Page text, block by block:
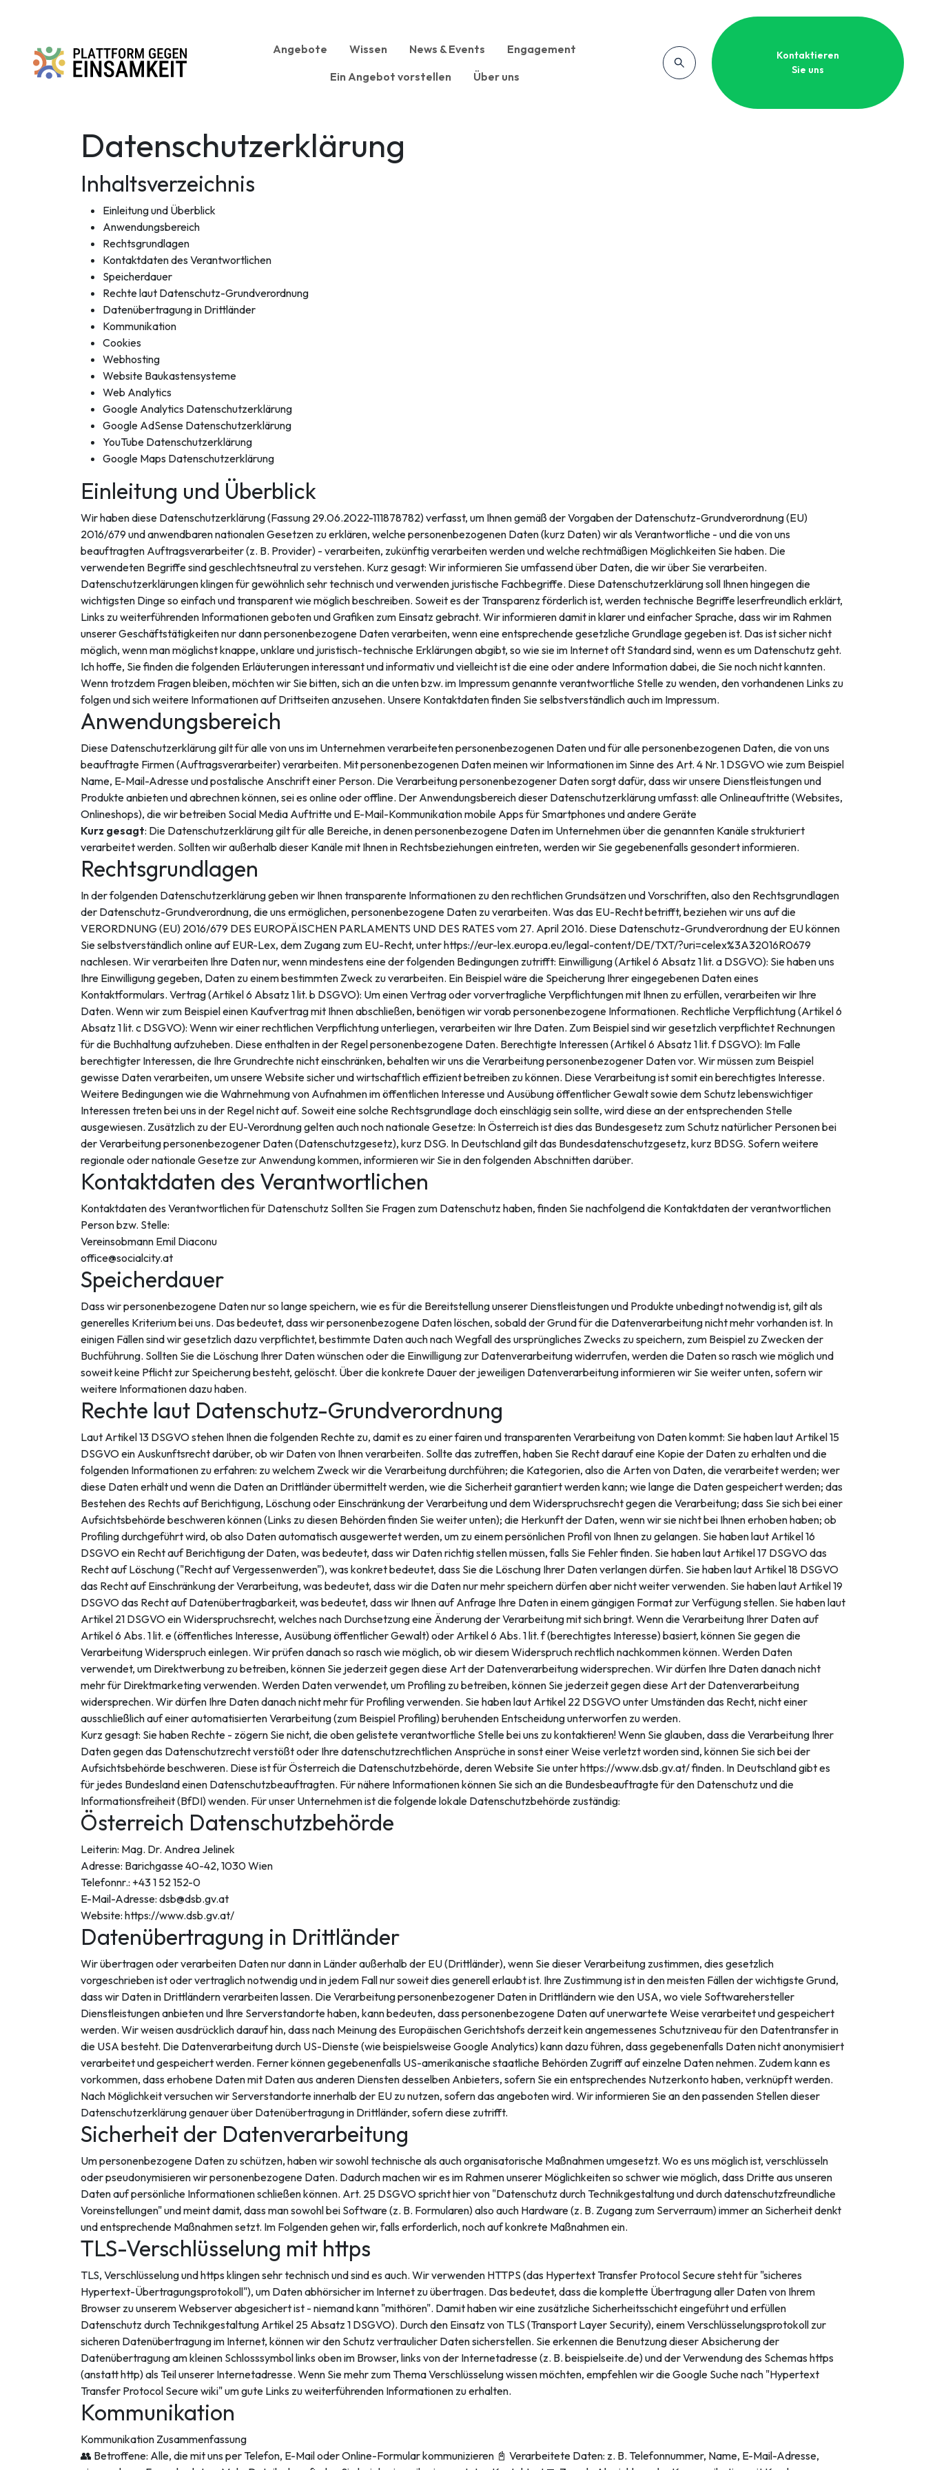
Angebote Wissen News & Events
Engagement
Ein Angebot vorstellen
Über uns
Kontaktieren
Sie uns
Datenschutzerklärung
Inhaltsverzeichnis
Einleitung und Überblick
Anwendungsbereich
Rechtsgrundlagen
Kontaktdaten des Verantwortlichen
Speicherdauer
Rechte laut Datenschutz-Grundverordnung
Datenübertragung in Drittländer
Kommunikation
Cookies
Webhosting
Website Baukastensysteme
Web Analytics
Google Analytics Datenschutzerklärung
Google AdSense Datenschutzerklärung
YouTube Datenschutzerklärung
Google Maps Datenschutzerklärung
Einleitung und Überblick
Wir haben diese Datenschutzerklärung (Fassung 29.06.2022-111878782) verfasst, um Ihnen gemäß der Vorgaben der Datenschutz-Grundverordnung (EU)
2016/679 und anwendbaren nationalen Gesetzen zu erklären, welche personenbezogenen Daten (kurz Daten) wir als Verantwortliche - und die von uns
beauftragten Auftragsverarbeiter (z. B. Provider) - verarbeiten, zukünftig verarbeiten werden und welche rechtmäßigen Möglichkeiten Sie haben. Die
verwendeten Begriffe sind geschlechtsneutral zu verstehen. Kurz gesagt: Wir informieren Sie umfassend über Daten, die wir über Sie verarbeiten.
Datenschutzerklärungen klingen für gewöhnlich sehr technisch und verwenden juristische Fachbegriffe. Diese Datenschutzerklärung soll Ihnen hingegen die
wichtigsten Dinge so einfach und transparent wie möglich beschreiben. Soweit es der Transparenz förderlich ist, werden technische Begriffe leserfreundlich erklärt,
Links zu weiterführenden Informationen geboten und Grafiken zum Einsatz gebracht. Wir informieren damit in klarer und einfacher Sprache, dass wir im Rahmen
unserer Geschäftstätigkeiten nur dann personenbezogene Daten verarbeiten, wenn eine entsprechende gesetzliche Grundlage gegeben ist. Das ist sicher nicht
möglich, wenn man möglichst knappe, unklare und juristisch-technische Erklärungen abgibt, so wie sie im Internet oft Standard sind, wenn es um Datenschutz geht.
Ich hoffe, Sie finden die folgenden Erläuterungen interessant und informativ und vielleicht ist die eine oder andere Information dabei, die Sie noch nicht kannten.
Wenn trotzdem Fragen bleiben, möchten wir Sie bitten, sich an die unten bzw. im Impressum genannte verantwortliche Stelle zu wenden, den vorhandenen Links zu
folgen und sich weitere Informationen auf Drittseiten anzusehen. Unsere Kontaktdaten finden Sie selbstverständlich auch im Impressum.
Anwendungsbereich
Diese Datenschutzerklärung gilt für alle von uns im Unternehmen verarbeiteten personenbezogenen Daten und für alle personenbezogenen Daten, die von uns
beauftragte Firmen (Auftragsverarbeiter) verarbeiten. Mit personenbezogenen Daten meinen wir Informationen im Sinne des Art. 4 Nr. 1 DSGVO wie zum Beispiel
Name, E-Mail-Adresse und postalische Anschrift einer Person. Die Verarbeitung personenbezogener Daten sorgt dafür, dass wir unsere Dienstleistungen und
Produkte anbieten und abrechnen können, sei es online oder offline. Der Anwendungsbereich dieser Datenschutzerklärung umfasst: alle Onlineauftritte (Websites,
Onlineshops), die wir betreiben Social Media Auftritte und E-Mail-Kommunikation mobile Apps für Smartphones und andere Geräte
Kurz gesagt: Die Datenschutzerklärung gilt für alle Bereiche, in denen personenbezogene Daten im Unternehmen über die genannten Kanäle strukturiert
verarbeitet werden. Sollten wir außerhalb dieser Kanäle mit Ihnen in Rechtsbeziehungen eintreten, werden wir Sie gegebenenfalls gesondert informieren.
Rechtsgrundlagen
In der folgenden Datenschutzerklärung geben wir Ihnen transparente Informationen zu den rechtlichen Grundsätzen und Vorschriften, also den Rechtsgrundlagen
der Datenschutz-Grundverordnung, die uns ermöglichen, personenbezogene Daten zu verarbeiten. Was das EU-Recht betrifft, beziehen wir uns auf die
VERORDNUNG (EU) 2016/679 DES EUROPÄISCHEN PARLAMENTS UND DES RATES vom 27. April 2016. Diese Datenschutz-Grundverordnung der EU können
Sie selbstverständlich online auf EUR-Lex, dem Zugang zum EU-Recht, unter https://eur-lex.europa.eu/legal-content/DE/TXT/?uri=celex%3A32016R0679
nachlesen. Wir verarbeiten Ihre Daten nur, wenn mindestens eine der folgenden Bedingungen zutrifft: Einwilligung (Artikel 6 Absatz 1 lit. a DSGVO): Sie haben uns
Ihre Einwilligung gegeben, Daten zu einem bestimmten Zweck zu verarbeiten. Ein Beispiel wäre die Speicherung Ihrer eingegebenen Daten eines
Kontaktformulars. Vertrag (Artikel 6 Absatz 1 lit. b DSGVO): Um einen Vertrag oder vorvertragliche Verpflichtungen mit Ihnen zu erfüllen, verarbeiten wir Ihre
Daten. Wenn wir zum Beispiel einen Kaufvertrag mit Ihnen abschließen, benötigen wir vorab personenbezogene Informationen. Rechtliche Verpflichtung (Artikel 6
Absatz 1 lit. c DSGVO): Wenn wir einer rechtlichen Verpflichtung unterliegen, verarbeiten wir Ihre Daten. Zum Beispiel sind wir gesetzlich verpflichtet Rechnungen
für die Buchhaltung aufzuheben. Diese enthalten in der Regel personenbezogene Daten. Berechtigte Interessen (Artikel 6 Absatz 1 lit. f DSGVO): Im Falle
berechtigter Interessen, die Ihre Grundrechte nicht einschränken, behalten wir uns die Verarbeitung personenbezogener Daten vor. Wir müssen zum Beispiel
gewisse Daten verarbeiten, um unsere Website sicher und wirtschaftlich effizient betreiben zu können. Diese Verarbeitung ist somit ein berechtigtes Interesse.
Weitere Bedingungen wie die Wahrnehmung von Aufnahmen im öffentlichen Interesse und Ausübung öffentlicher Gewalt sowie dem Schutz lebenswichtiger
Interessen treten bei uns in der Regel nicht auf. Soweit eine solche Rechtsgrundlage doch einschlägig sein sollte, wird diese an der entsprechenden Stelle
ausgewiesen. Zusätzlich zu der EU-Verordnung gelten auch noch nationale Gesetze: In Österreich ist dies das Bundesgesetz zum Schutz natürlicher Personen bei
der Verarbeitung personenbezogener Daten (Datenschutzgesetz), kurz DSG. In Deutschland gilt das Bundesdatenschutzgesetz, kurz BDSG. Sofern weitere
regionale oder nationale Gesetze zur Anwendung kommen, informieren wir Sie in den folgenden Abschnitten darüber.
Kontaktdaten des Verantwortlichen
Kontaktdaten des Verantwortlichen für Datenschutz Sollten Sie Fragen zum Datenschutz haben, finden Sie nachfolgend die Kontaktdaten der verantwortlichen
Person bzw. Stelle:
Vereinsobmann Emil Diaconu
office@socialcity.at
Speicherdauer
Dass wir personenbezogene Daten nur so lange speichern, wie es für die Bereitstellung unserer Dienstleistungen und Produkte unbedingt notwendig ist, gilt als
generelles Kriterium bei uns. Das bedeutet, dass wir personenbezogene Daten löschen, sobald der Grund für die Datenverarbeitung nicht mehr vorhanden ist. In
einigen Fällen sind wir gesetzlich dazu verpflichtet, bestimmte Daten auch nach Wegfall des ursprüngliches Zwecks zu speichern, zum Beispiel zu Zwecken der
Buchführung. Sollten Sie die Löschung Ihrer Daten wünschen oder die Einwilligung zur Datenverarbeitung widerrufen, werden die Daten so rasch wie möglich und
soweit keine Pflicht zur Speicherung besteht, gelöscht. Über die konkrete Dauer der jeweiligen Datenverarbeitung informieren wir Sie weiter unten, sofern wir
weitere Informationen dazu haben.
Rechte laut Datenschutz-Grundverordnung
Laut Artikel 13 DSGVO stehen Ihnen die folgenden Rechte zu, damit es zu einer fairen und transparenten Verarbeitung von Daten kommt: Sie haben laut Artikel 15
DSGVO ein Auskunftsrecht darüber, ob wir Daten von Ihnen verarbeiten. Sollte das zutreffen, haben Sie Recht darauf eine Kopie der Daten zu erhalten und die
folgenden Informationen zu erfahren: zu welchem Zweck wir die Verarbeitung durchführen; die Kategorien, also die Arten von Daten, die verarbeitet werden; wer
diese Daten erhält und wenn die Daten an Drittländer übermittelt werden, wie die Sicherheit garantiert werden kann; wie lange die Daten gespeichert werden; das
Bestehen des Rechts auf Berichtigung, Löschung oder Einschränkung der Verarbeitung und dem Widerspruchsrecht gegen die Verarbeitung; dass Sie sich bei einer
Aufsichtsbehörde beschweren können (Links zu diesen Behörden finden Sie weiter unten); die Herkunft der Daten, wenn wir sie nicht bei Ihnen erhoben haben; ob
Profiling durchgeführt wird, ob also Daten automatisch ausgewertet werden, um zu einem persönlichen Profil von Ihnen zu gelangen. Sie haben laut Artikel 16
DSGVO ein Recht auf Berichtigung der Daten, was bedeutet, dass wir Daten richtig stellen müssen, falls Sie Fehler finden. Sie haben laut Artikel 17 DSGVO das
Recht auf Löschung ("Recht auf Vergessenwerden"), was konkret bedeutet, dass Sie die Löschung Ihrer Daten verlangen dürfen. Sie haben laut Artikel 18 DSGVO
das Recht auf Einschränkung der Verarbeitung, was bedeutet, dass wir die Daten nur mehr speichern dürfen aber nicht weiter verwenden. Sie haben laut Artikel 19
DSGVO das Recht auf Datenübertragbarkeit, was bedeutet, dass wir Ihnen auf Anfrage Ihre Daten in einem gängigen Format zur Verfügung stellen. Sie haben laut
Artikel 21 DSGVO ein Widerspruchsrecht, welches nach Durchsetzung eine Änderung der Verarbeitung mit sich bringt. Wenn die Verarbeitung Ihrer Daten auf
Artikel 6 Abs. 1 lit. e (öffentliches Interesse, Ausübung öffentlicher Gewalt) oder Artikel 6 Abs. 1 lit. f (berechtigtes Interesse) basiert, können Sie gegen die
Verarbeitung Widerspruch einlegen. Wir prüfen danach so rasch wie möglich, ob wir diesem Widerspruch rechtlich nachkommen können. Werden Daten
verwendet, um Direktwerbung zu betreiben, können Sie jederzeit gegen diese Art der Datenverarbeitung widersprechen. Wir dürfen Ihre Daten danach nicht
mehr für Direktmarketing verwenden. Werden Daten verwendet, um Profiling zu betreiben, können Sie jederzeit gegen diese Art der Datenverarbeitung
widersprechen. Wir dürfen Ihre Daten danach nicht mehr für Profiling verwenden. Sie haben laut Artikel 22 DSGVO unter Umständen das Recht, nicht einer
ausschließlich auf einer automatisierten Verarbeitung (zum Beispiel Profiling) beruhenden Entscheidung unterworfen zu werden.
Kurz gesagt: Sie haben Rechte - zögern Sie nicht, die oben gelistete verantwortliche Stelle bei uns zu kontaktieren! Wenn Sie glauben, dass die Verarbeitung Ihrer
Daten gegen das Datenschutzrecht verstößt oder Ihre datenschutzrechtlichen Ansprüche in sonst einer Weise verletzt worden sind, können Sie sich bei der
Aufsichtsbehörde beschweren. Diese ist für Österreich die Datenschutzbehörde, deren Website Sie unter https://www.dsb.gv.at/ finden. In Deutschland gibt es
für jedes Bundesland einen Datenschutzbeauftragten. Für nähere Informationen können Sie sich an die Bundesbeauftragte für den Datenschutz und die
Informationsfreiheit (BfDI) wenden. Für unser Unternehmen ist die folgende lokale Datenschutzbehörde zuständig:
Österreich Datenschutzbehörde
Leiterin: Mag. Dr. Andrea Jelinek
Adresse: Barichgasse 40-42, 1030 Wien
Telefonnr.: +43 1 52 152-0
E-Mail-Adresse: dsb@dsb.gv.at
Website: https://www.dsb.gv.at/
Datenübertragung in Drittländer
Wir übertragen oder verarbeiten Daten nur dann in Länder außerhalb der EU (Drittländer), wenn Sie dieser Verarbeitung zustimmen, dies gesetzlich
vorgeschrieben ist oder vertraglich notwendig und in jedem Fall nur soweit dies generell erlaubt ist. Ihre Zustimmung ist in den meisten Fällen der wichtigste Grund,
dass wir Daten in Drittländern verarbeiten lassen. Die Verarbeitung personenbezogener Daten in Drittländern wie den USA, wo viele Softwarehersteller
Dienstleistungen anbieten und Ihre Serverstandorte haben, kann bedeuten, dass personenbezogene Daten auf unerwartete Weise verarbeitet und gespeichert
werden. Wir weisen ausdrücklich darauf hin, dass nach Meinung des Europäischen Gerichtshofs derzeit kein angemessenes Schutzniveau für den Datentransfer in
die USA besteht. Die Datenverarbeitung durch US-Dienste (wie beispielsweise Google Analytics) kann dazu führen, dass gegebenenfalls Daten nicht anonymisiert
verarbeitet und gespeichert werden. Ferner können gegebenenfalls US-amerikanische staatliche Behörden Zugriff auf einzelne Daten nehmen. Zudem kann es
vorkommen, dass erhobene Daten mit Daten aus anderen Diensten desselben Anbieters, sofern Sie ein entsprechendes Nutzerkonto haben, verknüpft werden.
Nach Möglichkeit versuchen wir Serverstandorte innerhalb der EU zu nutzen, sofern das angeboten wird. Wir informieren Sie an den passenden Stellen dieser
Datenschutzerklärung genauer über Datenübertragung in Drittländer, sofern diese zutrifft.
Sicherheit der Datenverarbeitung
Um personenbezogene Daten zu schützen, haben wir sowohl technische als auch organisatorische Maßnahmen umgesetzt. Wo es uns möglich ist, verschlüsseln
oder pseudonymisieren wir personenbezogene Daten. Dadurch machen wir es im Rahmen unserer Möglichkeiten so schwer wie möglich, dass Dritte aus unseren
Daten auf persönliche Informationen schließen können. Art. 25 DSGVO spricht hier von "Datenschutz durch Technikgestaltung und durch datenschutzfreundliche
Voreinstellungen" und meint damit, dass man sowohl bei Software (z. B. Formularen) also auch Hardware (z. B. Zugang zum Serverraum) immer an Sicherheit denkt
und entsprechende Maßnahmen setzt. Im Folgenden gehen wir, falls erforderlich, noch auf konkrete Maßnahmen ein.
TLS-Verschlüsselung mit https
TLS, Verschlüsselung und https klingen sehr technisch und sind es auch. Wir verwenden HTTPS (das Hypertext Transfer Protocol Secure steht für "sicheres
Hypertext-Übertragungsprotokoll"), um Daten abhörsicher im Internet zu übertragen. Das bedeutet, dass die komplette Übertragung aller Daten von Ihrem
Browser zu unserem Webserver abgesichert ist - niemand kann "mithören". Damit haben wir eine zusätzliche Sicherheitsschicht eingeführt und erfüllen
Datenschutz durch Technikgestaltung Artikel 25 Absatz 1 DSGVO). Durch den Einsatz von TLS (Transport Layer Security), einem Verschlüsselungsprotokoll zur
sicheren Datenübertragung im Internet, können wir den Schutz vertraulicher Daten sicherstellen. Sie erkennen die Benutzung dieser Absicherung der
Datenübertragung am kleinen Schlosssymbol links oben im Browser, links von der Internetadresse (z. B. beispielseite.de) und der Verwendung des Schemas https
(anstatt http) als Teil unserer Internetadresse. Wenn Sie mehr zum Thema Verschlüsselung wissen möchten, empfehlen wir die Google Suche nach "Hypertext
Transfer Protocol Secure wiki" um gute Links zu weiterführenden Informationen zu erhalten.
Kommunikation
Kommunikation Zusammenfassung
👥 Betroffene: Alle, die mit uns per Telefon, E-Mail oder Online-Formular kommunizieren 📓 Verarbeitete Daten: z. B. Telefonnummer, Name, E-Mail-Adresse,